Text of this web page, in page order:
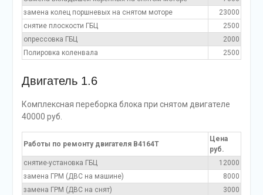
замена колец поршневых на снятом моторе
23000
снятие плоскости ГБЦ
2500
опрессовка ГБЦ
2000
Полировка коленвала
2500
Двигатель 1.6
Комплексная переборка блока при снятом двигателе
40000 руб.
Работы по ремонту двигателя B4164T
Цена
руб.
снятие-установка ГБЦ
12000
замена ГРМ (ДВС на машине)
8000
замена ГРМ (ДВС на снят)
3000